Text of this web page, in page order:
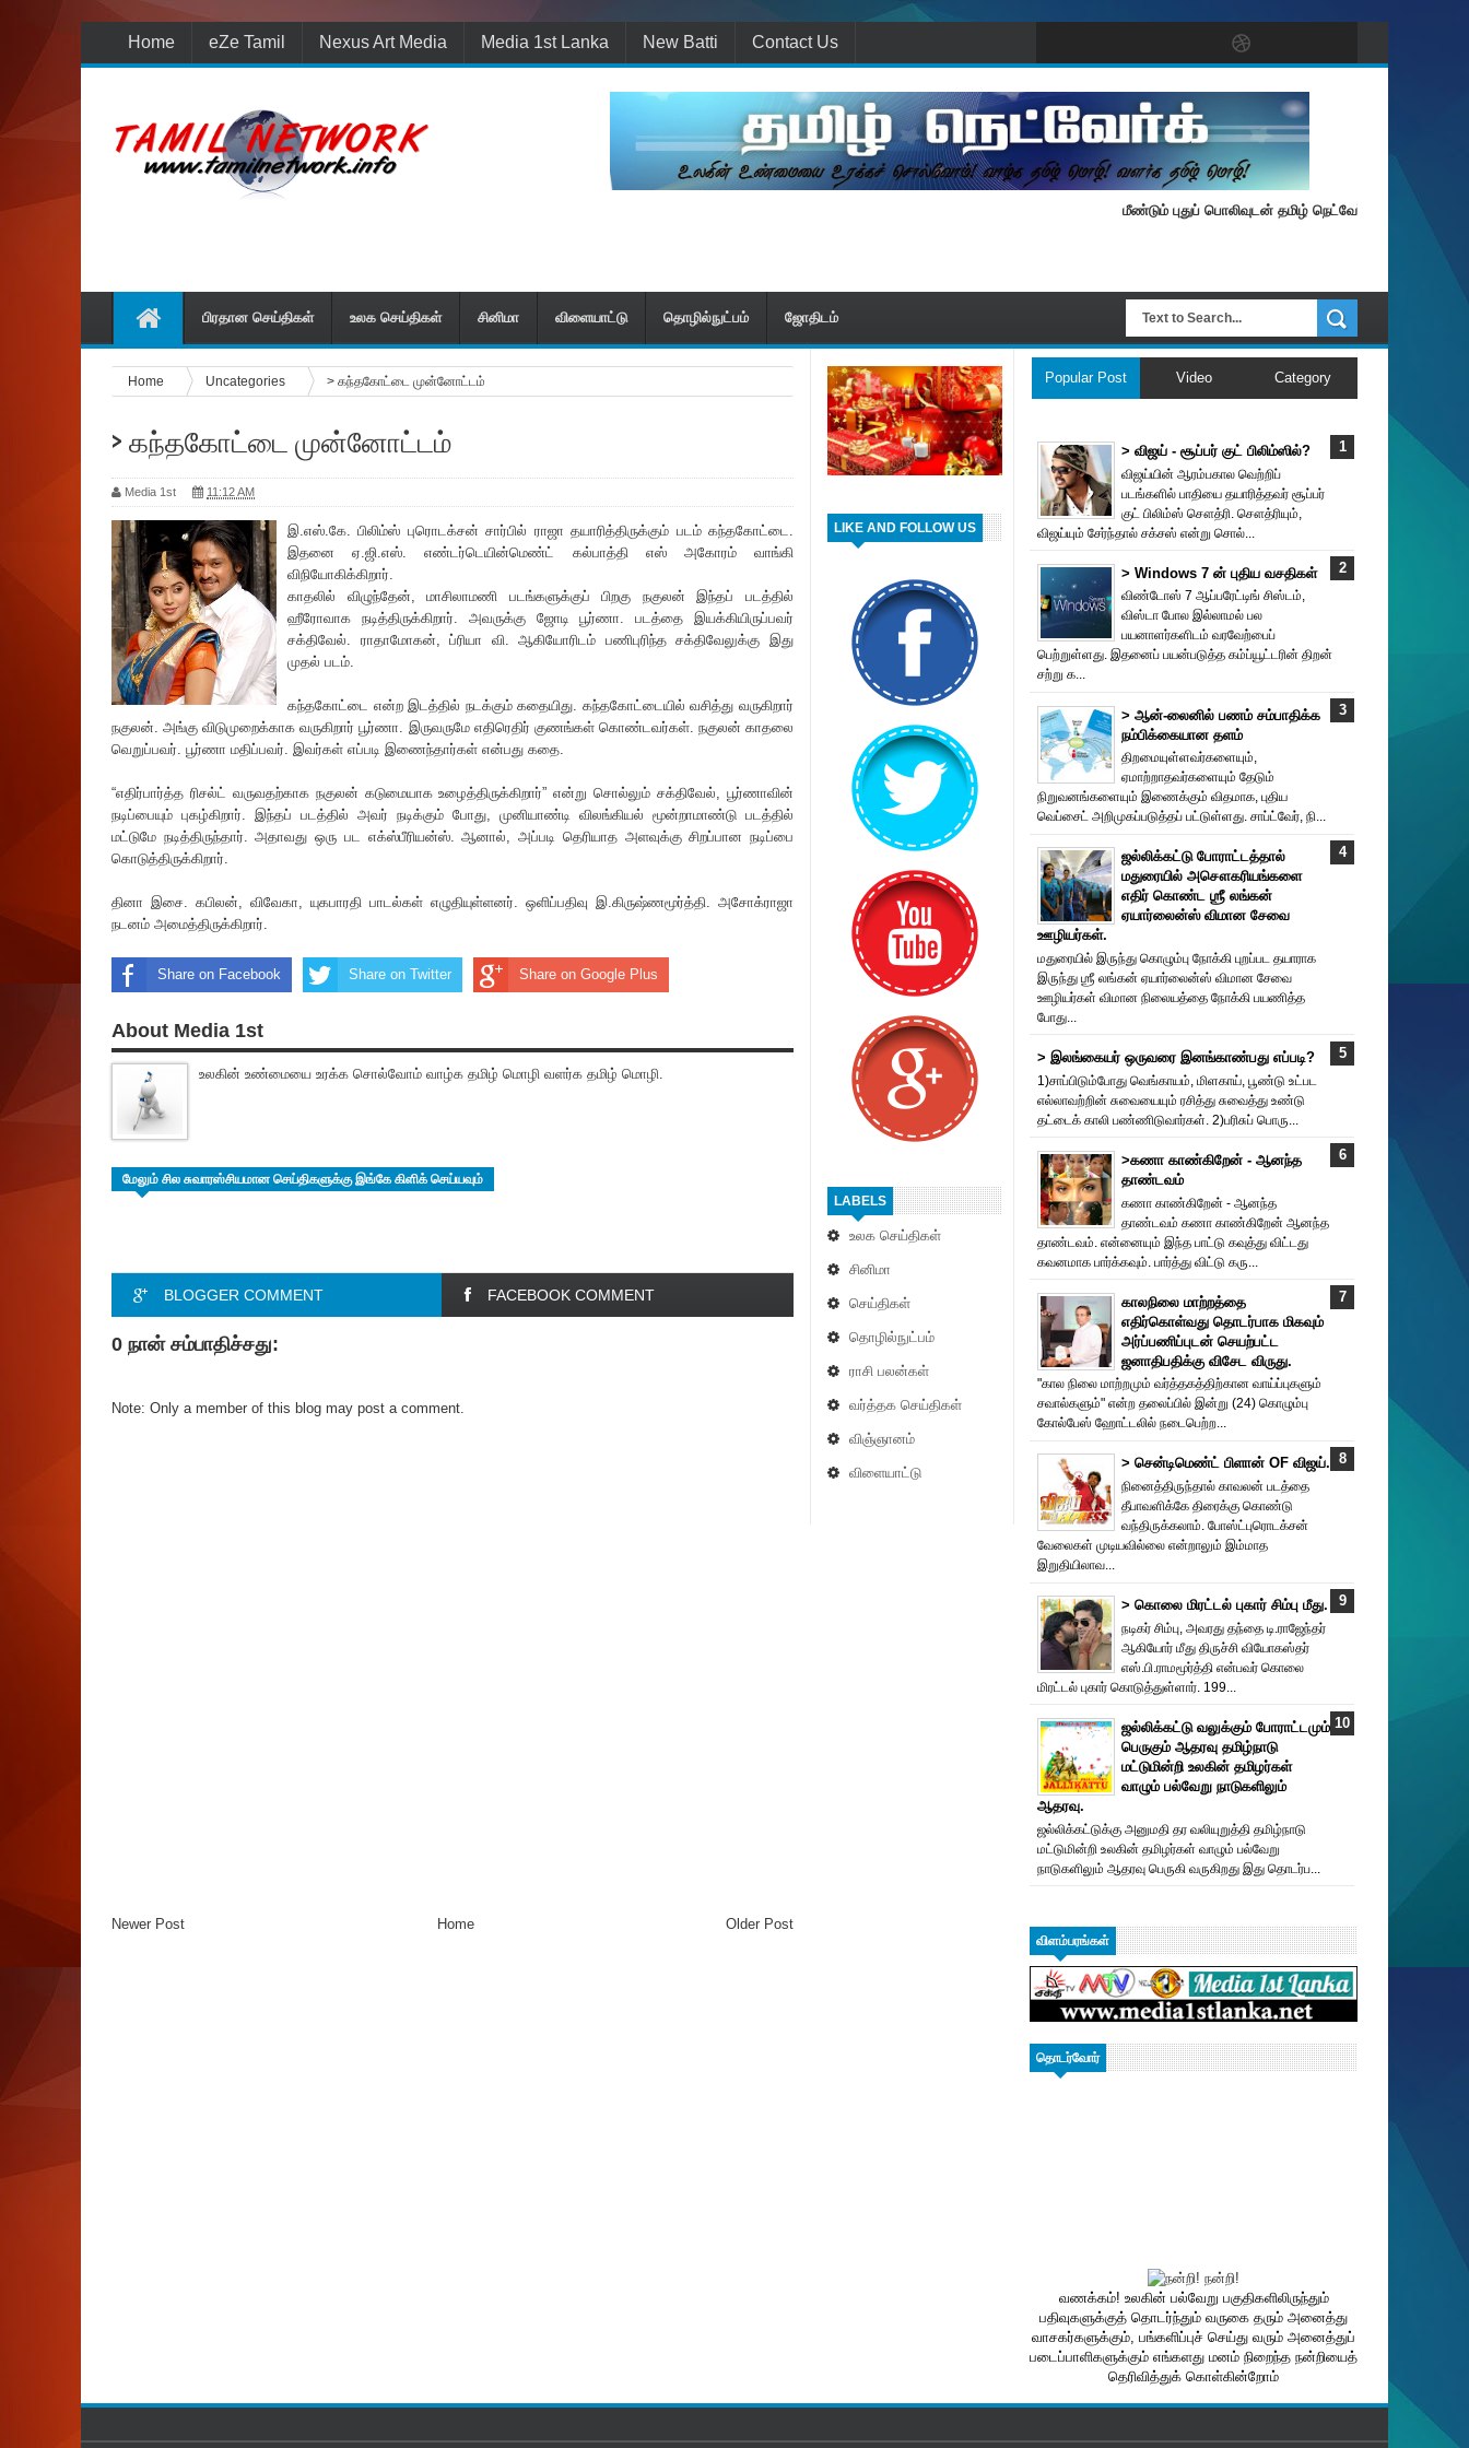
Home eZe Tamil Nexus Art Media Media 1st Lanka New Batti Contact Us
மீண்டும் புதுப் பொலிவுடன் தமிழ் நெட்வேர்க்.
பிரதான செய்திகள் உலக செய்திகள் சினிமா விளையாட்டு தொழில்நுட்பம் ஜோதிடம்
LIKE AND FOLLOW US
LABELS
உலக செய்திகள்
சினிமா
செய்திகள்
தொழில்நுட்பம்
ராசி பலன்கள்
வர்த்தக செய்திகள்
விஞ்ஞானம்
விளையாட்டு
Home Uncategories > கந்தகோட்டை மு‌ன்னோ‌ட்ட‌ம்
> கந்தகோட்டை மு‌ன்னோ‌ட்ட‌ம்
Media 1st 11:12 AM
இ.எஸ்.கே. பிலிம்ஸ் புரொட‌க்சன் சார்பில் ராஜா தயா‌ரித்திருக்கும் படம் கந்தகோட்டை.
இதனை ஏ‌.ஜி.எஸ். எண்டர்டெயின்மெண்ட் கல்பாத்தி எஸ் அகோரம் வாங்கி
விநியோகிக்கிறார்.
காதலில் விழுந்தேன், மாசிலாமணி படங்களுக்குப் பிறகு நகுலன் இந்தப் படத்தில்
ஹீரோவாக நடித்திருக்கிறார். அவருக்கு ஜோடி பூர்ணா. படத்தை இயக்கியிருப்பவர்
சக்திவேல். ராதாமோகன், ப்‌ரியா வி. ஆகியோ‌ரிடம் பணிபு‌ரிந்த சக்திவேலுக்கு இது
முதல் படம்.
கந்தகோட்டை என்ற இடத்தில் நடக்கும் கதையிது. கந்தகோட்டையில் வசித்து வருகிறார்
நகுலன். அங்கு விடுமுறைக்காக வருகிறார் பூர்ணா. இருவருமே எதிரெதிர் குணங்கள் கொண்டவர்கள். நகுலன் காதலை
வெறுப்பவர். பூர்ணா மதிப்பவர். இவர்கள் எப்படி இணைந்தார்கள் என்பது கதை.
“எதிர்பார்த்த ‌ரிசல்ட் வருவதற்காக நகுலன் கடுமையாக உழைத்திருக்கிறார்” என்று சொல்லும் சக்திவேல், பூர்ணாவின்
நடிப்பையும் புகழ்கிறார். இந்தப் படத்தில் அவர் நடிக்கும் போது, முனியாண்டி விலங்கியல் மூன்றாமாண்டு படத்தில்
மட்டுமே நடித்திருந்தார். அதாவது ஒரு பட எக்ஸ்பீ‌ரியன்ஸ். ஆனால், அப்படி தெ‌ரியாத அளவுக்கு சிறப்பான நடிப்பை
கொடுத்திருக்கிறார்.
தினா இசை. கபிலன், விவேகா, யுகபாரதி பாடல்கள் எழுதியுள்ளனர். ஒளிப்பதிவு இ.கிருஷ்ணமூர்த்தி. அசோக்ராஜா
நடனம் அமைத்திருக்கிறார்.
Share on Facebook Share on Twitter Share on Google Plus
About Media 1st
உலகின் உண்மையை உரக்க சொல்வோம் வாழ்க தமிழ் மொழி வளர்க தமிழ் மொழி.
மேலும் சில சுவாரஸ்சியமான செய்திகளுக்கு இங்கே கிளிக் செய்யவும்
BLOGGER COMMENT FACEBOOK COMMENT
0 நான் சம்பாதிச்சது:
Note: Only a member of this blog may post a comment.
Newer Post Older Post
Home
Popular Post Video Category
> விஜய் - சூப்பர் குட் பிலிம்ஸில்?
விஜய்யின் ஆரம்பகால வெற்றிப்
படங்களில் பாதியை தயா‌ரித்தவர் சூப்பர்
குட் பிலிம்ஸ் சௌத்‌ரி. சௌத்‌ரியும்,
விஜய்யும் சேர்ந்தால் சக்சஸ் என்று சொல்...
> Windows 7 ன் புதிய வசதிகள்
விண்டோஸ் 7 ஆப்பரேட்டிங் சிஸ்டம்,
விஸ்டா போல இல்லாமல் பல
பயனாளர்களிடம் வரவேற்பைப்
பெற்றுள்ளது. இதனைப் பயன்படுத்த கம்ப்யூட்டரின் திறன்
சற்று க...
> ஆன்-லைனில் பணம் சம்பாதிக்க
நம்பிக்கையான தளம்
திறமையுள்ளவர்களையும்,
ஏமாற்றாதவர்களையும் தேடும்
நிறுவனங்களையும் இணைக்கும் விதமாக, புதிய
வெப்சைட் அறிமுகப்படுத்தப் பட்டுள்ளது. சாப்ட்வேர், நி...
ஜல்லிக்கட்டு போராட்டத்தால்
மதுரையில் அசௌகரியங்களை
எதிர் கொண்ட ஶ்ரீ லங்கன்
ஏயார்லைன்ஸ் விமான சேவை
ஊழியர்கள்.
மதுரையில் இருந்து கொழும்பு நோக்கி புறப்பட தயாராக
இருந்து ஶ்ரீ லங்கன் ஏயார்லைன்ஸ் விமான சேவை
ஊழியர்கள் விமான நிலையத்தை நோக்கி பயணித்த
போது...
> இலங்கையர் ஒருவரை இனங்காண்பது எப்படி?
1)சாப்பிடும்போது வெங்காயம், மிளகாய், பூண்டு உட்பட
எல்லாவற்றின் சுவையையும் ரசித்து சுவைத்து உண்டு
தட்டைக் காலி பண்ணிடுவார்கள். 2)பரிசுப் பொரு...
>கணா காண்கிறேன் - ஆனந்த
தாண்டவம்
கணா காண்கிறேன் - ஆனந்த
தாண்டவம் கணா காண்கிறேன் ஆனந்த
தாண்டவம். என்னையும் இந்த பாட்டு கவுத்து விட்டது
கவனமாக பார்க்கவும். பார்த்து விட்டு கரு...
காலநிலை மாற்றத்தை
எதிர்கொள்வது தொடர்பாக மிகவும்
அர்ப்பணிப்புடன் செயற்பட்ட
ஜனாதிபதிக்கு விசேட விருது.
"கால நிலை மாற்றமும் வர்த்தகத்திற்கான வாய்ப்புகளும்
சவால்களும்" என்ற தலைப்பில் இன்று (24) கொழும்பு
கோல்பேஸ் ஹோட்டலில் நடைபெற்ற...
> சென்டிமெண்ட் பிளான் OF விஜய்.
நினைத்திருந்தால் காவலன் படத்தை
தீபாவளிக்கே திரைக்கு கொண்டு
வந்திருக்கலாம். போஸ்ட்புரொட‌க்சன்
வேலைகள் முடியவில்லை என்றாலும் இம்மாத
இறுதியிலாவ...
> கொலை மிரட்டல் புகார் சிம்பு மீது.
நடிகர் சிம்பு, அவரது தந்தை டி.ராஜேந்தர்
ஆகியோர் மீது திருச்சி வியோகஸ்தர்
எஸ்.பி.ராமமூர்த்தி என்பவர் கொலை
மிரட்டல் புகார் கொடுத்துள்ளார். 199...
ஜல்லிக்கட்டு வலுக்கும் போராட்டமும்
பெருகும் ஆதரவு தமிழ்நாடு
மட்டுமின்றி உலகின் தமிழர்கள்
வாழும் பல்வேறு நாடுகளிலும்
ஆதரவு.
ஜல்லிக்கட்டுக்கு அனுமதி தர வலியுறுத்தி தமிழ்நாடு
மட்டுமின்றி உலகின் தமிழர்கள் வாழும் பல்வேறு
நாடுகளிலும் ஆதரவு பெருகி வருகிறது இது தொடர்ப...
விளம்பரங்கள்
தொடர்வோர்
வணக்கம்! உலகின் பல்வேறு பகுதிகளிலிருந்தும்
பதிவுகளுக்குத் தொடர்ந்தும் வருகை தரும் அனைத்து
வாசகர்களுக்கும், பங்களிப்புச் செய்து வரும் அனைத்துப்
படைப்பாளிகளுக்கும் எங்களது மனம் நிறைந்த நன்றியைத்
தெரிவித்துக் கொள்கின்றோம்